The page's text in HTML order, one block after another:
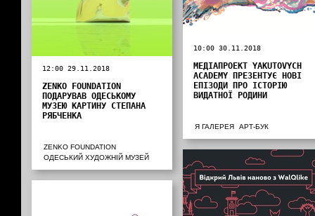
10:00 30.11.2018
МЕДІАПРОЕКТ YAKUTOVYCH
ACADEMY ПРЕЗЕНТУЄ НОВІ
ЕПІЗОДИ ПРО ІСТОРІЮ
ВИДАТНОЇ РОДИНИ
Я ГАЛЕРЕЯ АРТ-БУК
12:00 29.11.2018
ZENKO FOUNDATION
ПОДАРУВАВ ОДЕСЬКОМУ
МУЗЕЮ КАРТИНУ СТЕПАНА
РЯБЧЕНКА
ZENKO FOUNDATION
ОДЕСЬКИЙ ХУДОЖНІЙ МУЗЕЙ